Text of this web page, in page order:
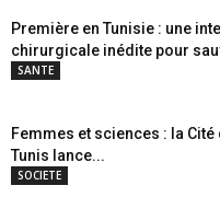
Première en Tunisie : une
chirurgicale inédite pour
SANTE
Femmes et sciences : la
Tunis lance...
SOCIETE